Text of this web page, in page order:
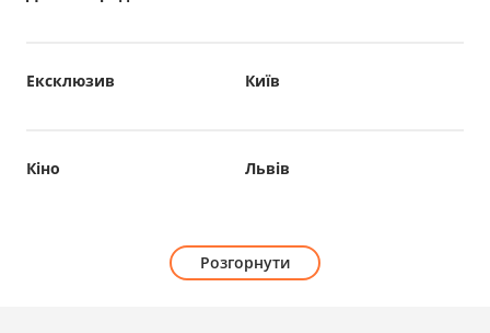
Ексклюзив Київ
Кіно Львів
Розгорнути